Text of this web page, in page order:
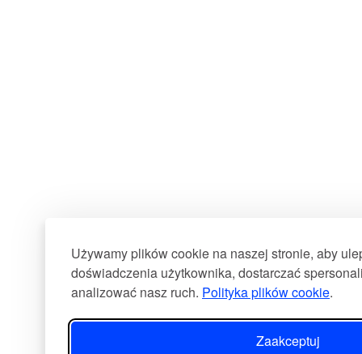
Używamy plików cookie na naszej stronie, aby
doświadczenia użytkownika, dostarczać
analizować nasz ruch. Polityka plików cookie.
Zaakceptuj